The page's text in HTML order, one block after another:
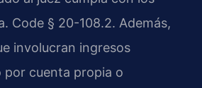
Code § 20-108.2. Además,
involucran ingresos
por cuenta propia o